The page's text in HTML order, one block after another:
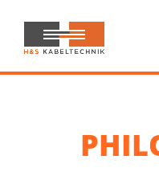
treści
H&S
Kabeltechnik